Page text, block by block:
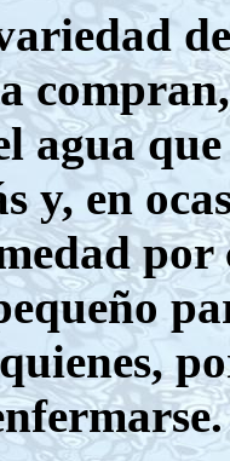
agua
y, en
por